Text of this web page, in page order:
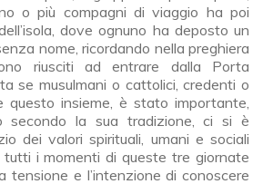
o più compagni di viaggio ha poi
dove ognuno ha deposto un
nome, ricordando nella preghiera
riusciti ad entrare dalla Porta
se musulmani o cattolici, credenti o
questo insieme, è stato importante,
secondo la sua tradizione, ci si è
dei valori spirituali, umani e sociali
tutti i momenti di queste tre giornate
tensione e l’intenzione di conoscere